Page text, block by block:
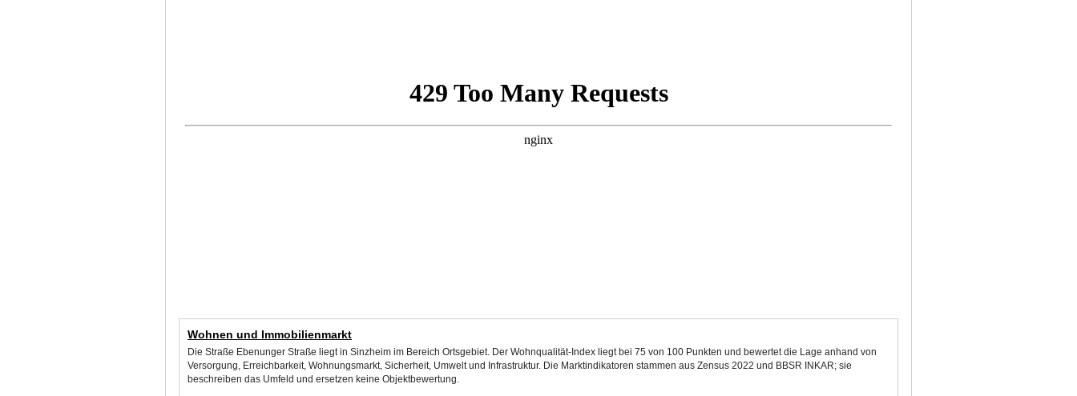
Wohnen und Immobilienmarkt
Die Straße Ebenunger Straße liegt in Sinzheim im Bereich Ortsgebiet. Der Wohnqualität-Index liegt bei 75 von 100 Punkten und bewertet die Lage anhand von
Versorgung, Erreichbarkeit, Wohnungsmarkt, Sicherheit, Umwelt und Infrastruktur. Die Marktindikatoren stammen aus Zensus 2022 und BBSR INKAR; sie
beschreiben das Umfeld und ersetzen keine Objektbewertung.